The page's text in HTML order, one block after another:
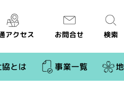
アクセス お問合せ 検索
とは 事業一覧